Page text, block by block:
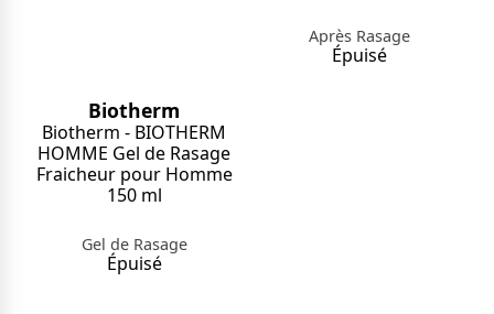
Biotherm
Biotherm - BIOTHERM
HOMME Gel de Rasage
Fraicheur pour Homme
150 ml
Gel de Rasage
Épuisé
Après Rasage
Épuisé